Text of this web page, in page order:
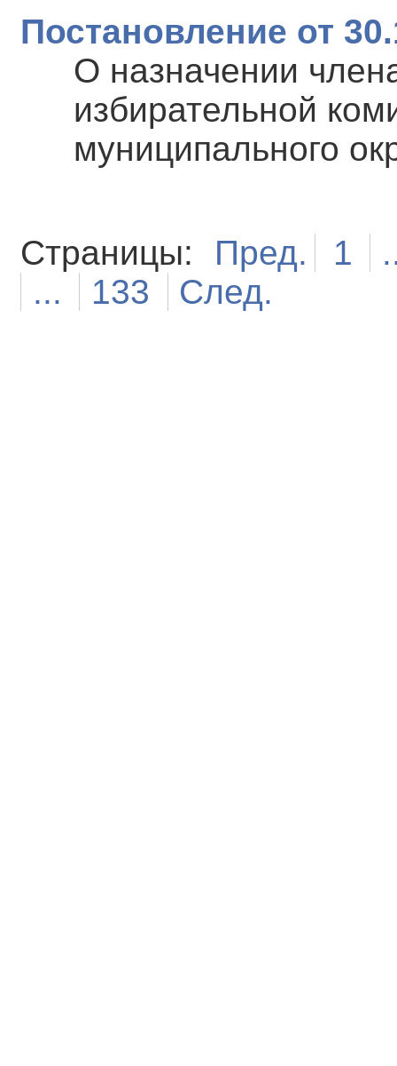
Постановление от
О назначении
избирательной
муниципального
Страницы: Пред. 1
...
133 След.